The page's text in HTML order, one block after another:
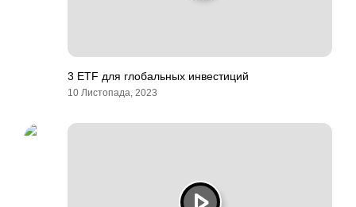
3 ETF для глобальных инвестиций
10 Листопада, 2023